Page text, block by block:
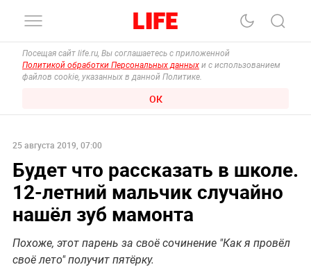
Посещая сайт life.ru, Вы соглашаетесь с приложенной
Политикой обработки Персональных данных и с использованием
файлов cookie, указанных в данной Политике.
ОК
25 августа 2019, 07:00
Будет что рассказать в школе.
12-летний мальчик случайно
нашёл зуб мамонта
Похоже, этот парень за своё сочинение "Как я провёл
своё лето" получит пятёрку.